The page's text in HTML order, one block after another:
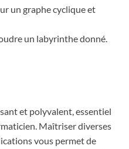
un graphe cyclique et
un labyrinthe donné.
et polyvalent, essentiel
Maîtriser diverses
vous permet de